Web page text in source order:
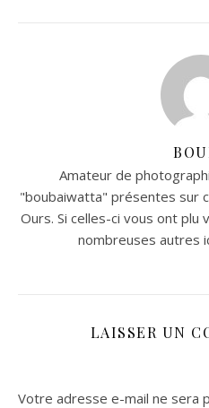
Amateur de
"boubaiwatta" présentes sur
Ours. Si celles-ci vous ont plu
nombreuses autres
LAISSER UN
Votre adresse e-mail ne sera